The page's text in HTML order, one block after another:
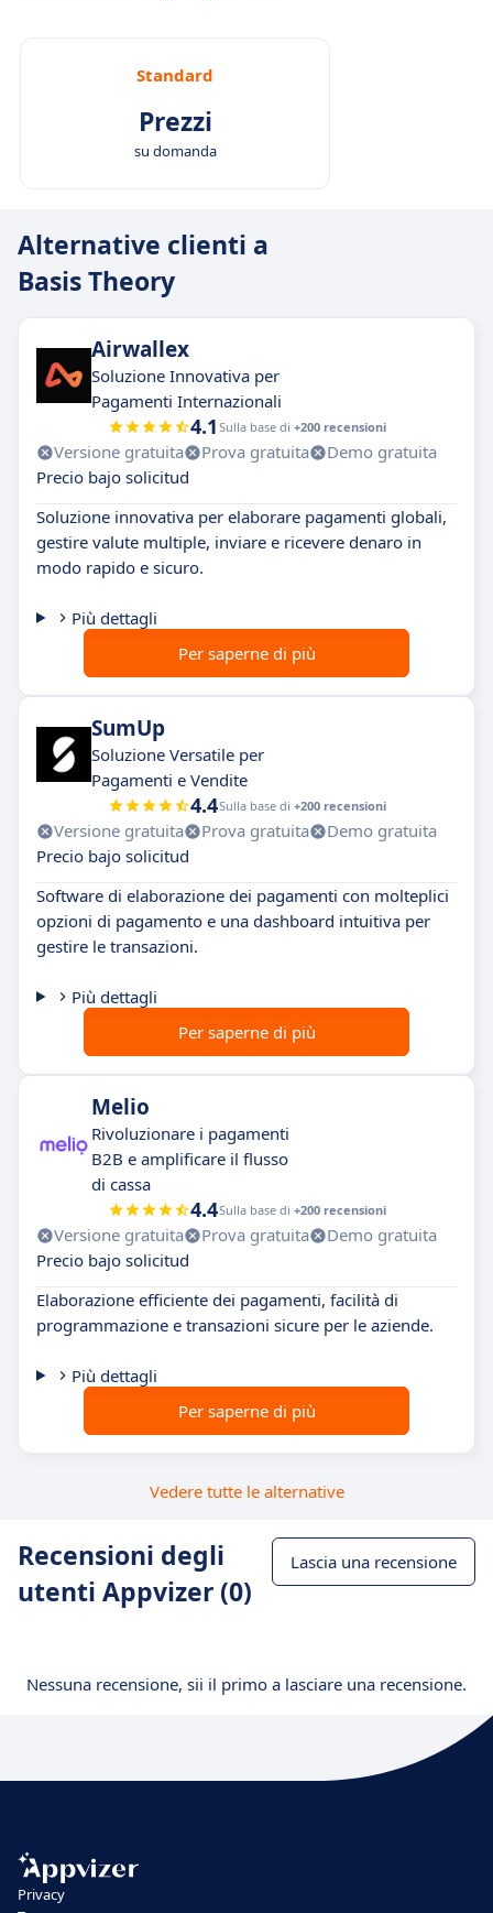
Standard
Prezzi
su domanda
Alternative clienti a
Basis Theory
Airwallex
Soluzione Innovativa per
Pagamenti Internazionali
4.1 Sulla base di +200 recensioni
Versione gratuita Prova gratuita
Demo gratuita
Precio bajo solicitud
Soluzione innovativa per elaborare pagamenti globali,
gestire valute multiple, inviare e ricevere denaro in
modo rapido e sicuro.
Più dettagli
Per saperne di più
SumUp
Soluzione Versatile per
Pagamenti e Vendite
4.4Sulla base di +200 recensioni
Versione gratuita Prova gratuita
Demo gratuita
Precio bajo solicitud
Software di elaborazione dei pagamenti con molteplici
opzioni di pagamento e una dashboard intuitiva per
gestire le transazioni.
Più dettagli
Per saperne di più
Melio
Rivoluzionare i pagamenti
B2B e amplificare il flusso
di cassa
4.4Sulla base di +200 recensioni
Versione gratuita Prova gratuita
Demo gratuita
Precio bajo solicitud
Elaborazione efficiente dei pagamenti, facilità di
programmazione e transazioni sicure per le aziende.
Più dettagli
Per saperne di più
Vedere tutte le alternative
Recensioni degli
utenti Appvizer (0)
Lascia una recensione
Nessuna recensione, sii il primo a lasciare una recensione.
Privacy